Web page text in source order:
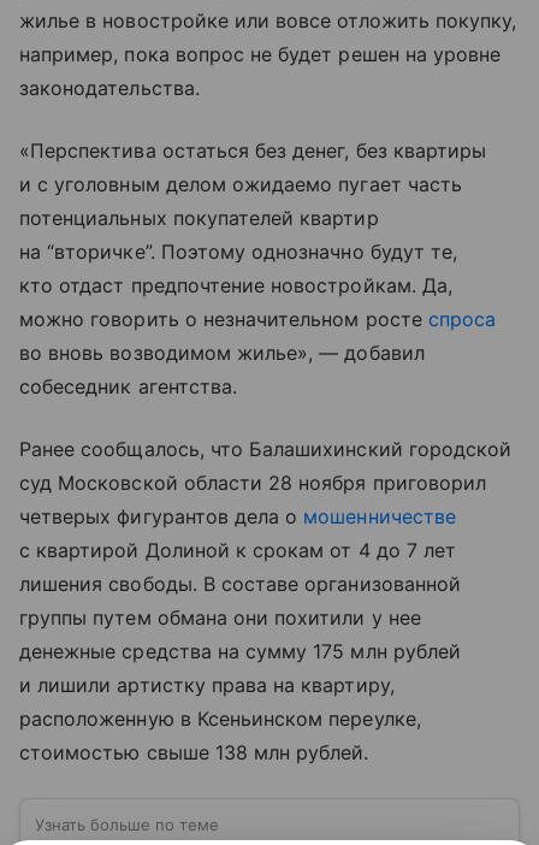
жилье в новостройке или вовсе отложить покупку,
например, пока вопрос не будет решен на уровне
законодательства.
«Перспектива остаться без денег, без квартиры
и с уголовным делом ожидаемо пугает часть
потенциальных покупателей квартир
на “вторичке”. Поэтому однозначно будут те,
кто отдаст предпочтение новостройкам. Да,
можно говорить о незначительном росте спроса
во вновь возводимом жилье», — добавил
собеседник агентства.
Ранее сообщалось, что Балашихинский городской
суд Московской области 28 ноября приговорил
четверых фигурантов дела о мошенничестве
с квартирой Долиной к срокам от 4 до 7 лет
лишения свободы. В составе организованной
группы путем обмана они похитили у нее
денежные средства на сумму 175 млн рублей
и лишили артистку права на квартиру,
расположенную в Ксеньинском переулке,
стоимостью свыше 138 млн рублей.
Узнать больше по теме